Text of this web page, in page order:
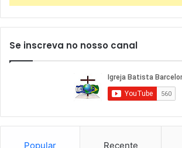
Se inscreva no nosso canal
Popular Recente